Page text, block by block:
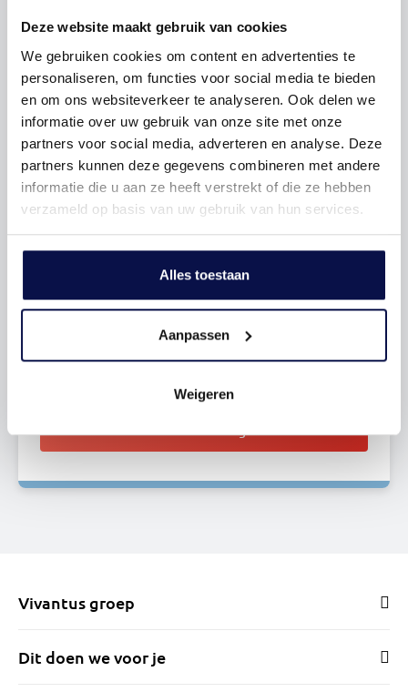
Deze website maakt gebruik van cookies
We gebruiken cookies om content en advertenties te
personaliseren, om functies voor social media te bieden
en om ons websiteverkeer te analyseren. Ook delen we
informatie over uw gebruik van onze site met onze
partners voor social media, adverteren en analyse. Deze
partners kunnen deze gegevens combineren met andere
informatie die u aan ze heeft verstrekt of die ze hebben
verzameld op basis van uw gebruik van hun services.
Alles toestaan
Aanpassen
Weigeren
Oppervlakte 60
Perceel 9564 m²
In woonwijk en
Vragen over deze woning?
staat voor u klaar
Vivantus groep
Dit doen we voor je